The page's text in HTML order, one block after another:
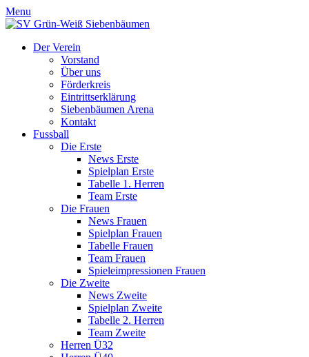
Menu
Der Verein
Vorstand
Über uns
Förderkreis
Eintrittserklärung
Siebenbäumen Arena
Kontakt
Fussball
Die Erste
News Erste
Spielplan Erste
Tabelle 1. Herren
Team Erste
Die Frauen
News Frauen
Spielplan Frauen
Tabelle Frauen
Team Frauen
Spieleimpressionen Frauen
Die Zweite
News Zweite
Spielplan Zweite
Tabelle 2. Herren
Team Zweite
Herren Ü32